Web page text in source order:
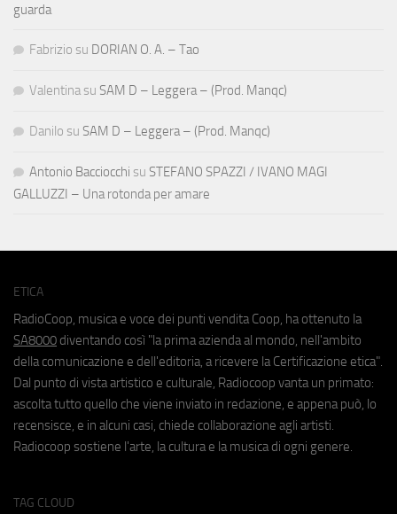
guarda
Fabrizio su DORIAN O. A. – Tao
Valentina su SAM D – Leggera – (Prod. Manqc)
Danilo su SAM D – Leggera – (Prod. Manqc)
Antonio Bacciocchi su STEFANO SPAZZI / IVANO MAGI
GALLUZZI – Una rotonda per amare
ETICA
RadioCoop, musica e voce dei punti vendita Coop, ha ottenuto la
SA8000 diventando così "la prima azienda al mondo, nell'ambito
della comunicazione e dell'editoria, a ricevere la Certificazione etica".
Dal punto di vista artistico e culturale, Radiocoop vanta un primato:
ascolta tutto quello che viene inviato in redazione, e appena può, lo
recensisce, e in alcuni casi, chiede collaborazione agli artisti.
Radiocoop sostiene l'arte, la cultura e la musica di ogni genere.
TAG CLOUD